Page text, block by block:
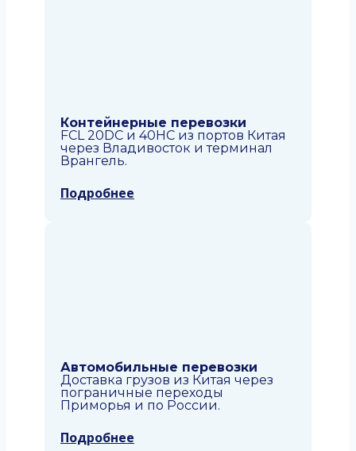
Контейнерные перевозки
FCL 20DC и 40HC из портов Китая
через Владивосток и терминал
Врангель.
Подробнее
Автомобильные перевозки
Доставка грузов из Китая через
пограничные переходы
Приморья и по России.
Подробнее